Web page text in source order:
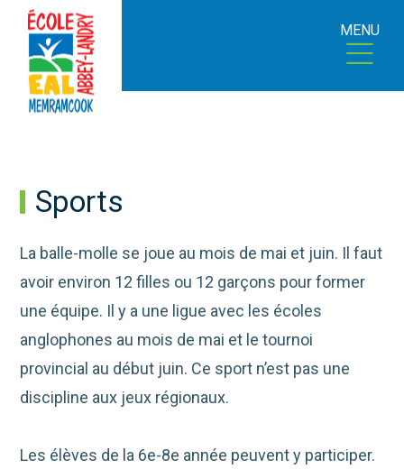
MENU
Sports
La balle-molle se joue au mois de mai et juin. Il faut
avoir environ 12 filles ou 12 garçons pour former
une équipe. Il y a une ligue avec les écoles
anglophones au mois de mai et le tournoi
provincial au début juin. Ce sport n’est pas une
discipline aux jeux régionaux.
Les élèves de la 6e-8e année peuvent y participer.